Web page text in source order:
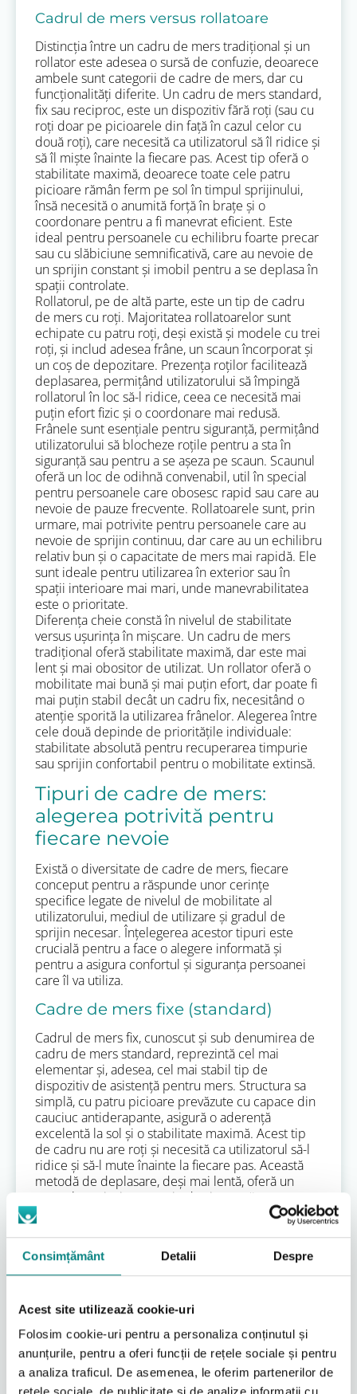
Consimțământ Detalii Despre
Acest site utilizează cookie-uri
Folosim cookie-uri pentru a personaliza conținutul și
anunțurile, pentru a oferi funcții de rețele sociale și pentru
a analiza traficul. De asemenea, le oferim partenerilor de
Cadrul de mers versus rollatoare
Distincția între un cadru de mers tradițional și un
rollator este adesea o sursă de confuzie, deoarece
ambele sunt categorii de cadre de mers, dar cu
funcționalități diferite. Un cadru de mers standard,
fix sau reciproc, este un dispozitiv fără roți (sau cu
roți doar pe picioarele din față în cazul celor cu
două roți), care necesită ca utilizatorul să îl ridice și
să îl miște înainte la fiecare pas. Acest tip oferă o
stabilitate maximă, deoarece toate cele patru
picioare rămân ferm pe sol în timpul sprijinului,
însă necesită o anumită forță în brațe și o
coordonare pentru a fi manevrat eficient. Este
ideal pentru persoanele cu echilibru foarte precar
sau cu slăbiciune semnificativă, care au nevoie de
un sprijin constant și imobil pentru a se deplasa în
spații controlate.
Rollatorul, pe de altă parte, este un tip de cadru
de mers cu roți. Majoritatea rollatoarelor sunt
echipate cu patru roți, deși există și modele cu trei
roți, și includ adesea frâne, un scaun încorporat și
un coș de depozitare. Prezența roților facilitează
deplasarea, permițând utilizatorului să împingă
rollatorul în loc să-l ridice, ceea ce necesită mai
puțin efort fizic și o coordonare mai redusă.
Frânele sunt esențiale pentru siguranță, permițând
utilizatorului să blocheze roțile pentru a sta în
siguranță sau pentru a se așeza pe scaun. Scaunul
oferă un loc de odihnă convenabil, util în special
pentru persoanele care obosesc rapid sau care au
nevoie de pauze frecvente. Rollatoarele sunt, prin
urmare, mai potrivite pentru persoanele care au
nevoie de sprijin continuu, dar care au un echilibru
relativ bun și o capacitate de mers mai rapidă. Ele
sunt ideale pentru utilizarea în exterior sau în
spații interioare mai mari, unde manevrabilitatea
este o prioritate.
Diferența cheie constă în nivelul de stabilitate
versus ușurința în mișcare. Un cadru de mers
tradițional oferă stabilitate maximă, dar este mai
lent și mai obositor de utilizat. Un rollator oferă o
mobilitate mai bună și mai puțin efort, dar poate fi
mai puțin stabil decât un cadru fix, necesitând o
atenție sporită la utilizarea frânelor. Alegerea între
cele două depinde de prioritățile individuale:
stabilitate absolută pentru recuperarea timpurie
sau sprijin confortabil pentru o mobilitate extinsă.
Tipuri de cadre de mers:
alegerea potrivită pentru
fiecare nevoie
Există o diversitate de cadre de mers, fiecare
conceput pentru a răspunde unor cerințe
specifice legate de nivelul de mobilitate al
utilizatorului, mediul de utilizare și gradul de
sprijin necesar. Înțelegerea acestor tipuri este
crucială pentru a face o alegere informată și
pentru a asigura confortul și siguranța persoanei
care îl va utiliza.
Cadre de mers fixe (standard)
Cadrul de mers fix, cunoscut și sub denumirea de
cadru de mers standard, reprezintă cel mai
elementar și, adesea, cel mai stabil tip de
dispozitiv de asistență pentru mers. Structura sa
simplă, cu patru picioare prevăzute cu capace din
cauciuc antiderapante, asigură o aderență
excelentă la sol și o stabilitate maximă. Acest tip
de cadru nu are roți și necesită ca utilizatorul să-l
ridice și să-l mute înainte la fiecare pas. Această
metodă de deplasare, deși mai lentă, oferă un
control sporit și o senzație de siguranță pentru
persoanele cu un echilibru foarte precar sau cu o
slăbiciune musculară semnificativă.
interior, în spații familiare, unde suprafețele sunt
plane și obstacolele sunt minime. Ele sunt frecvent
după o intervenție chirurgicală sau un traumatism
și susțină greutatea și să-și coordoneze mișcările.
Stabilitatea lor le face potrivite și pentru
persoanele vârstnice care prezintă un risc ridicat
de căzături și care necesită un sprijin constant